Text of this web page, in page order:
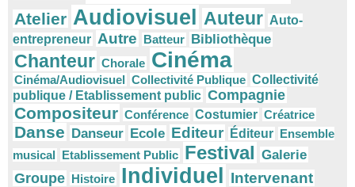
Atelier Audiovisuel Auteur Auto-
entrepreneur Autre Batteur Bibliothèque
Chanteur Chorale Cinéma
Cinéma/Audiovisuel Collectivité Publique Collectivité
publique / Etablissement public Compagnie
Compositeur Conférence Costumier Créatrice
Danse Danseur Ecole Editeur Éditeur Ensemble
musical Etablissement Public Festival Galerie
Groupe Histoire Individuel Intervenant